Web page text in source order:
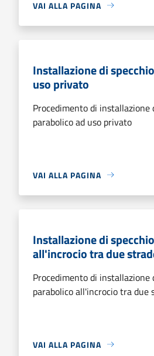
VAI ALLA PAGINA
Installazione di
uso privato
Procedimento di installazione
parabolico ad uso privato
VAI ALLA PAGINA
Installazione di
all'incrocio tra due
Procedimento di installazione
parabolico all'incrocio tra due
VAI ALLA PAGINA